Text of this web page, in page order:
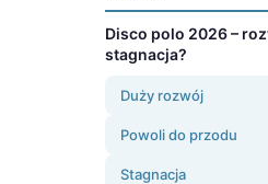
Disco polo 2026 –
stagnacja?
Duży rozwój
Powoli do przodu
Stagnacja